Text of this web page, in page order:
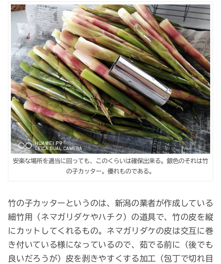
安楽な場所を適当に回っても、このくらいは確保出来る。銀色のそれは竹
の子カッター。優れものである。
竹の子カッターというのは、新潟の業者が作成している
細竹用（ネマガリダケやハチク）の道具で、竹の皮を縦
にカットしてくれるもの。ネマガリダケの皮は交互に巻
き付いている様になっているので、茹でる前に（後でも
良いだろうが）皮を剥きやすくする加工（包丁で切れ目